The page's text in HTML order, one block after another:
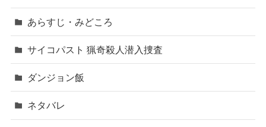
あらすじ・みどころ
サイコパスト 猟奇殺人潜入捜査
ダンジョン飯
ネタバレ